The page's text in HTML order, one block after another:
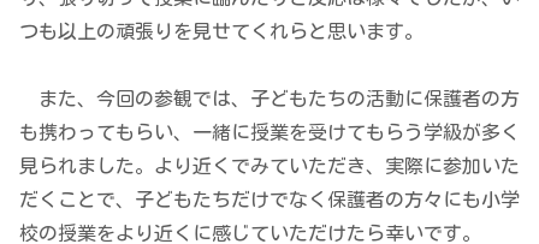
つも以上の頑張りを見せてくれらと思います。
また、今回の参観では、子どもたちの活動に保護者の方
も携わってもらい、一緒に授業を受けてもらう学級が多く
見られました。より近くでみていただき、実際に参加いた
だくことで、子どもたちだけでなく保護者の方々にも小学
校の授業をより近くに感じていただけたら幸いです。